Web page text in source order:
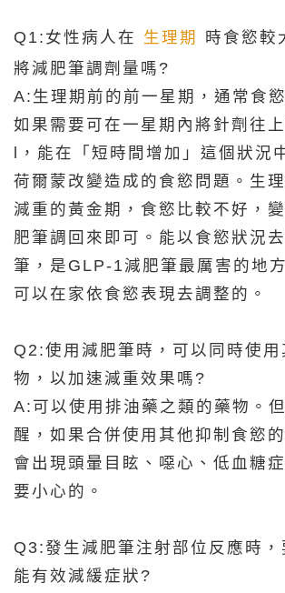
Q1:女性病人在 生理期
時食慾較
將減肥筆調劑量嗎?
A:生理期前的前一星期，通常食
如果需要可在一星期內將針劑往
l，能在「短時間增加」這個狀況
荷爾蒙改變造成的食慾問題。生
減重的黃金期，食慾比較不好，
肥筆調回來即可。能以食慾狀況
筆，是GLP-1減肥筆最厲害的地
可以在家依食慾表現去調整的。
Q2:使用減肥筆時，可以同時使用
物，以加速減重效果嗎?
A:可以使用排油藥之類的藥物。
醒，如果合併使用其他抑制食慾
會出現頭暈目眩、噁心、低血糖
要小心的。
Q3:發生減肥筆注射部位反應時，
能有效減緩症狀?